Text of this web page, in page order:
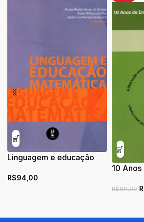
Linguagem e educação
R$94,00
10
Ciências
R$99,00